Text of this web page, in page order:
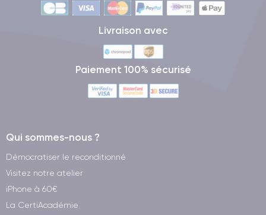
Livraison avec
Paiement 100% sécurisé
Qui sommes-nous ?
Démocratiser le reconditionné
Visitez notre atelier
iPhone à 60€
La CertiAcadémie